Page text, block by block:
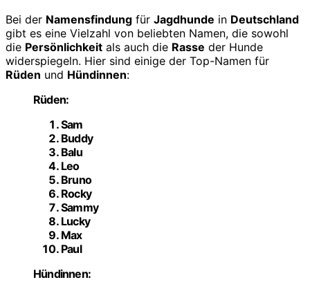
Bei der Namensfindung für Jagdhunde in Deutschland
gibt es eine Vielzahl von beliebten Namen, die sowohl
die Persönlichkeit als auch die Rasse der Hunde
widerspiegeln. Hier sind einige der Top-Namen für
Rüden und Hündinnen:
Rüden:
Sam
Buddy
Balu
Leo
Bruno
Rocky
Sammy
Lucky
Max
Paul
Hündinnen: